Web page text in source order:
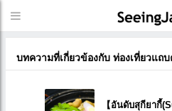
บทความที่เกี่ยวข้องกับ ท่องเที่ยวแถ
【อันดับสุกียากี้